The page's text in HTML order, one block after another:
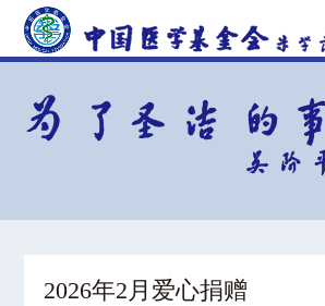
2026年2月爱心捐赠